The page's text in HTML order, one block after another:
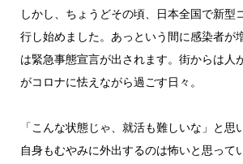
しかし、ちょうどその頃、日本全国で新型
行し始めました。あっという間に感染者が
は緊急事態宣言が出されます。街からは人
がコロナに怯えながら過ごす日々。
「こんな状態じゃ、就活も難しいな」と思
自身もむやみに外出するのは怖いと思って